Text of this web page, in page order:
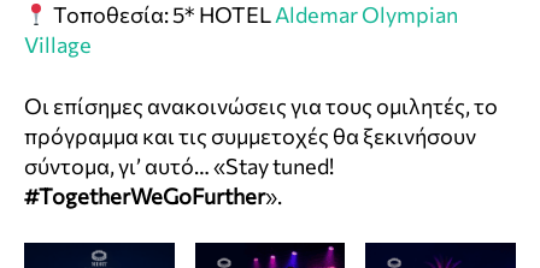
Τοποθεσία: 5* HOTELAldemar Olympian
Village
Οι επίσημες ανακοινώσεις για τους ομιλητές, το
πρόγραμμα και τις συμμετοχές θα ξεκινήσουν
σύντομα, γι’ αυτό… «Stay tuned!
#TogetherWeGoFurther».